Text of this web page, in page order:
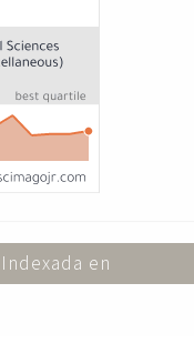
Indexada en